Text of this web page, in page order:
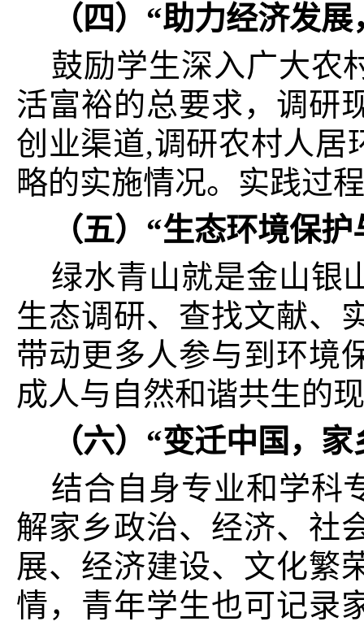
（四）“助力经济发
鼓励学生深入广大农
活富裕的总要求，调研
创业渠道,调研农村人居
略的实施情况。实践过
（五） “生态环境保护
绿水青山就是金山银
生态调研、查找文献、
带动更多人参与到环境
成人与自然和谐共生的
（六）“变迁中国，
结合自身专业和学科
解家乡政治、经济、社
展、经济建设、文化繁
情，青年学生也可记录